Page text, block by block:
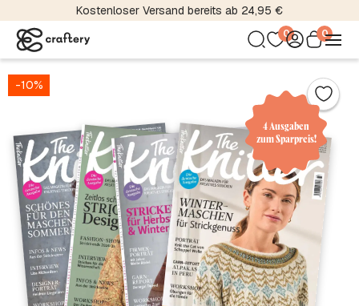
Kostenloser Versand bereits ab 24,95 €
0 0
-10%
4 Ausgaben
zum Sparpreis!